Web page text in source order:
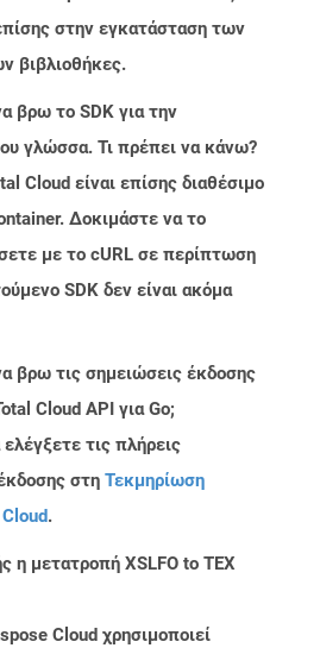
στην εγκατάσταση των
βιβλιοθήκες.
βρω το SDK για την
γλώσσα. Τι πρέπει να κάνω?
Cloud είναι επίσης διαθέσιμο
Δοκιμάστε να το
με το cURL σε περίπτωση
SDK δεν είναι ακόμα
βρω τις σημειώσεις έκδοσης
Cloud API για Go;
τις πλήρεις
στη Τεκμηρίωση
.
η μετατροπή XSLFO to TEX
Cloud χρησιμοποιεί